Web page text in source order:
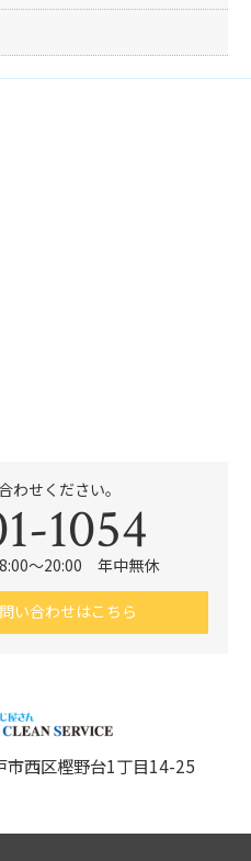
わせください。
1054
8:00～20:00 年中無休
い合わせはこちら
西区樫野台1丁目14-25